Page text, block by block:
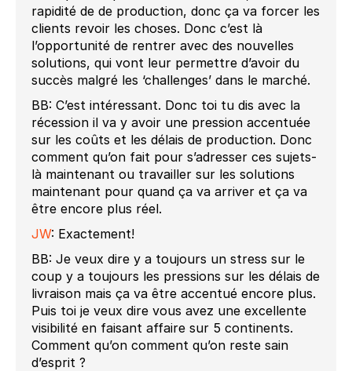
rapidité de de production, donc ça va forcer les
clients revoir les choses. Donc c’est là
l’opportunité de rentrer avec des nouvelles
solutions, qui vont leur permettre d’avoir du
succès malgré les ‘challenges’ dans le marché.
BB: C’est intéressant. Donc toi tu dis avec la
récession il va y avoir une pression accentuée
sur les coûts et les délais de production. Donc
comment qu’on fait pour s’adresser ces sujets-
là maintenant ou travailler sur les solutions
maintenant pour quand ça va arriver et ça va
être encore plus réel.
JW: Exactement!
BB: Je veux dire y a toujours un stress sur le
coup y a toujours les pressions sur les délais de
livraison mais ça va être accentué encore plus.
Puis toi je veux dire vous avez une excellente
visibilité en faisant affaire sur 5 continents.
Comment qu’on comment qu’on reste sain
d’esprit ?